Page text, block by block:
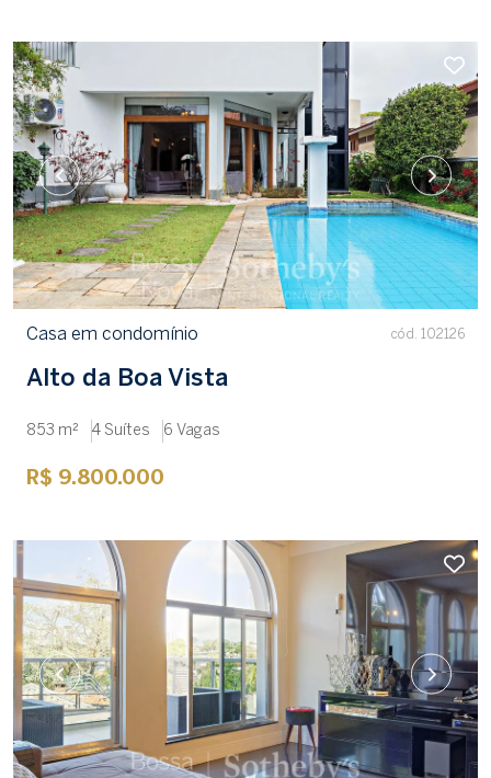
Casa em condomínio cód. 102126
Alto da Boa Vista
853 m² 4 Suítes 6 Vagas
R$ 9.800.000